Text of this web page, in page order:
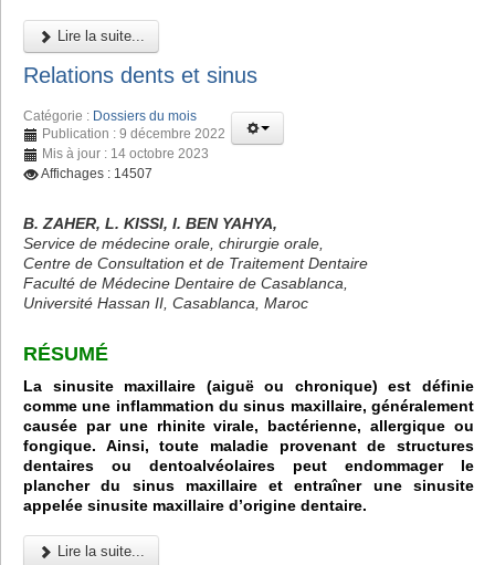
Lire la suite...
Relations dents et sinus
Catégorie : Dossiers du mois
Publication : 9 décembre 2022
Mis à jour : 14 octobre 2023
Affichages : 14507
B. ZAHER, L. KISSI, I. BEN YAHYA,
Service de médecine orale, chirurgie orale,
Centre de Consultation et de Traitement Dentaire
Faculté de Médecine Dentaire de Casablanca,
Université Hassan II, Casablanca, Maroc
RÉSUMÉ
La sinusite maxillaire (aiguë ou chronique) est définie
comme une inflammation du sinus maxillaire, généralement
causée par une rhinite virale, bactérienne, allergique ou
fongique. Ainsi, toute maladie provenant de structures
dentaires ou dentoalvéolaires peut endommager le
plancher du sinus maxillaire et entraîner une sinusite
appelée sinusite maxillaire d’origine dentaire.
Lire la suite...